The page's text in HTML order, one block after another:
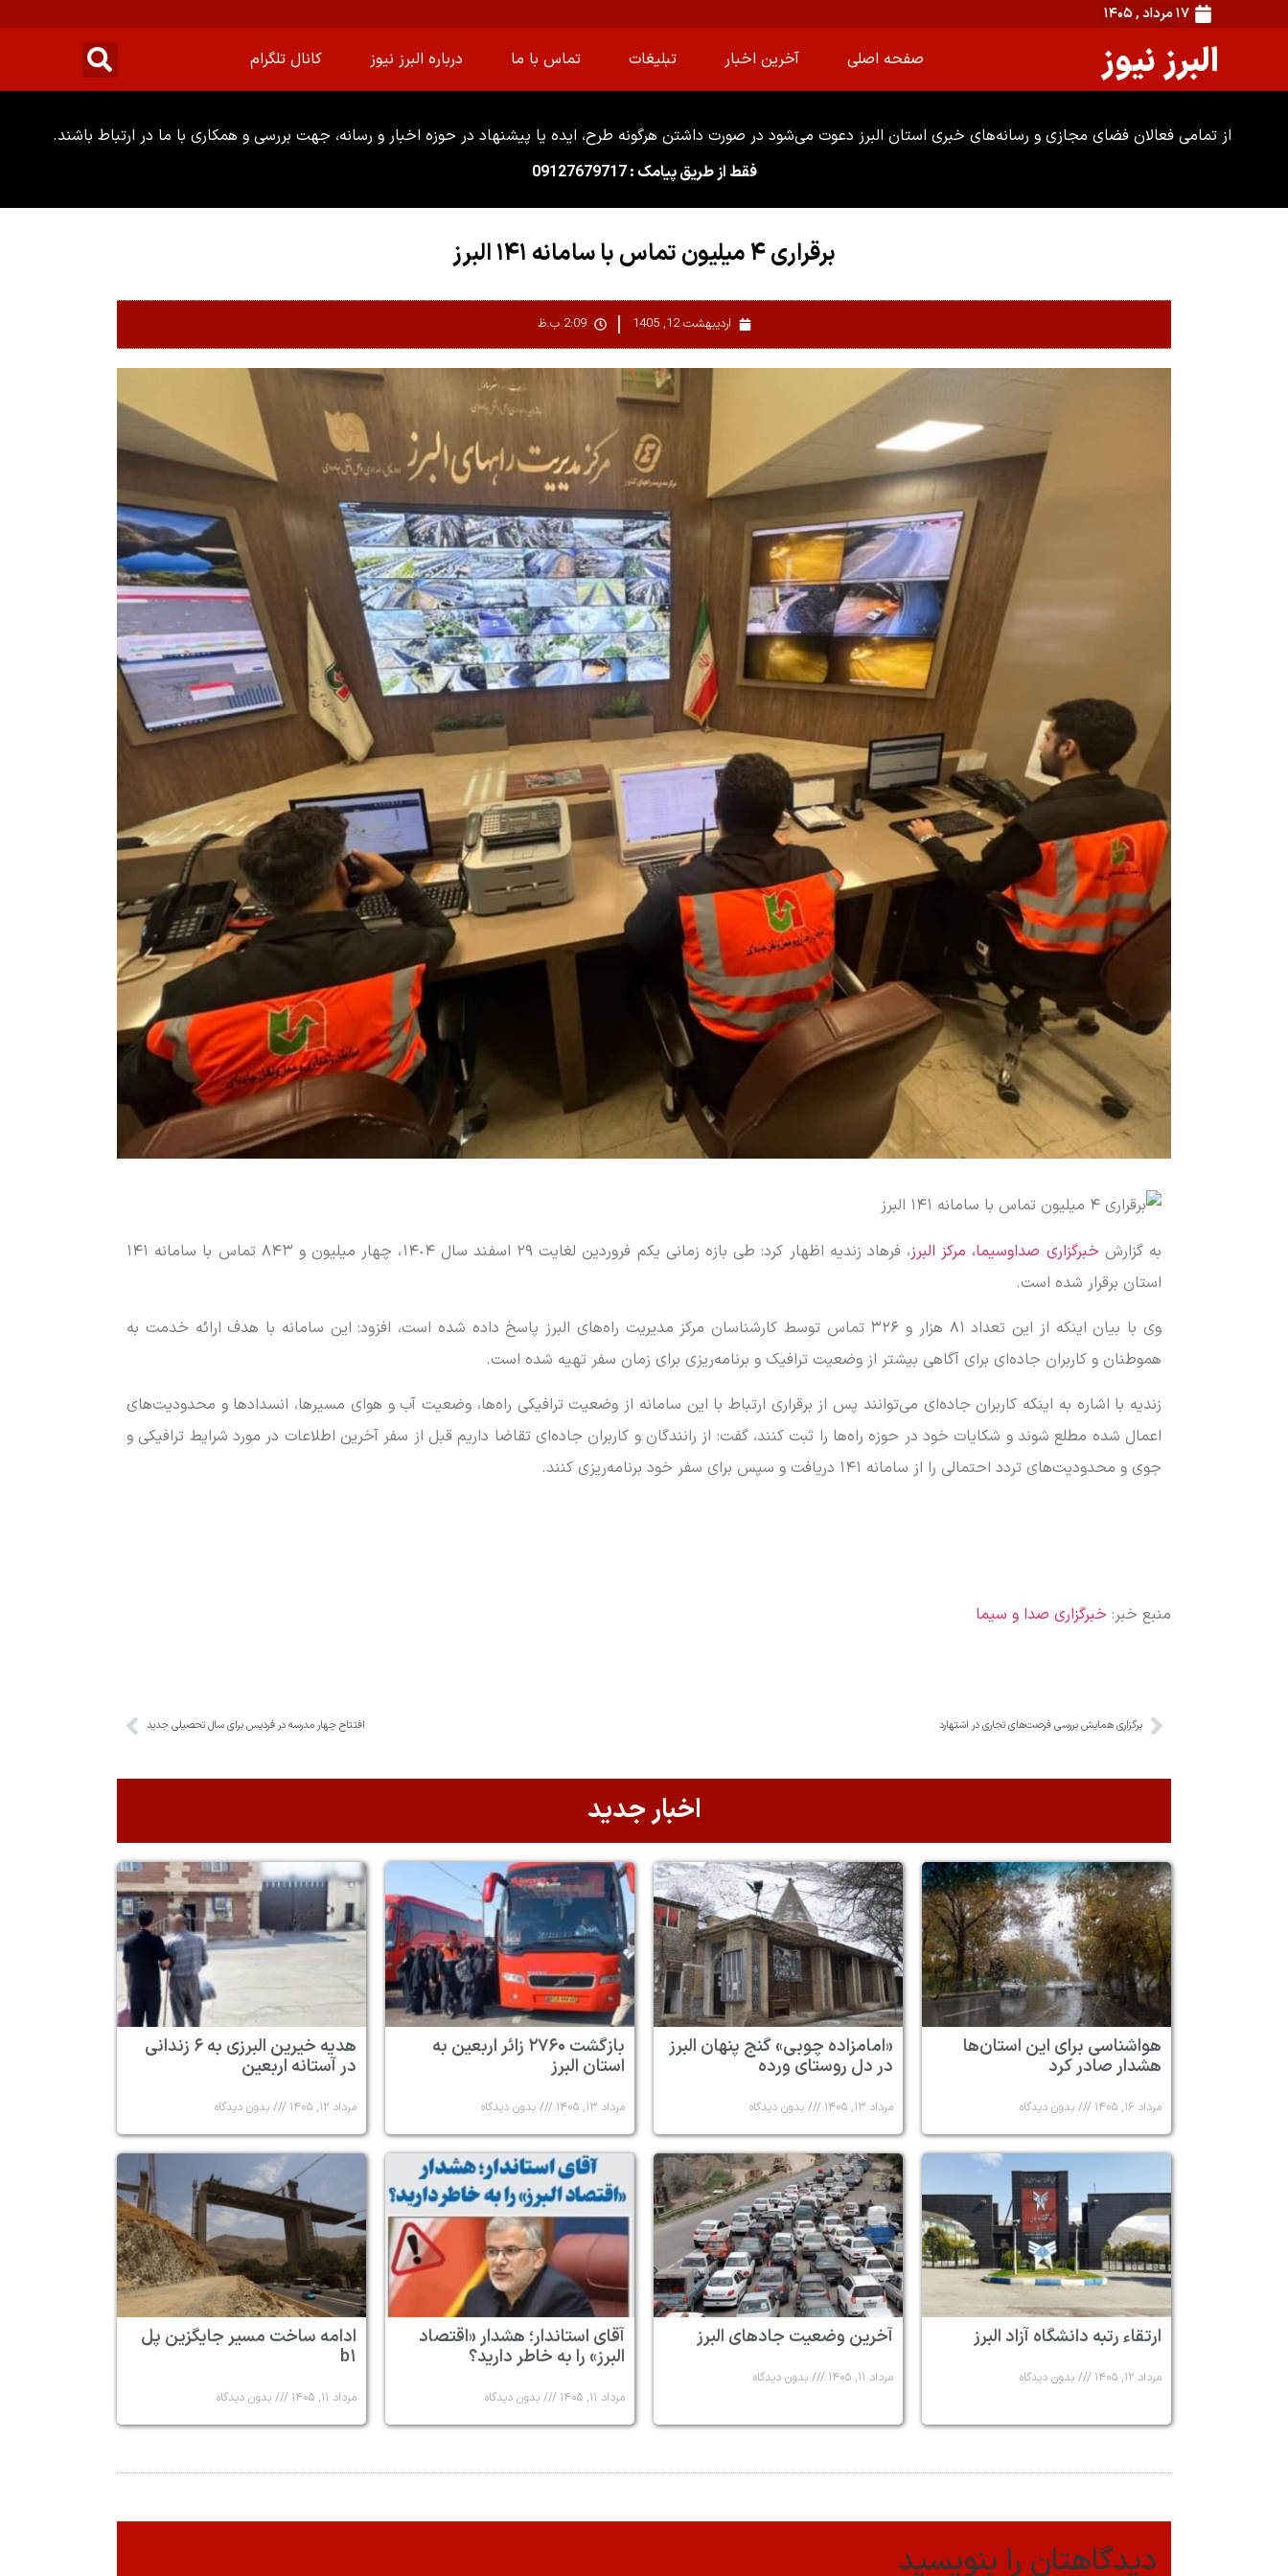
۱۷ مرداد , ۱۴۰۵
البرز نیوز صفحه اصلی آخرین اخبار تبلیغات تماس با ما درباره البرز نیوز کانال تلگرام
از تمامی فعالان فضای مجازی و رسانه‌های خبری استان البرز دعوت می‌شود در صورت داشتن هرگونه طرح، ایده یا پیشنهاد در حوزه اخبار و رسانه، جهت بررسی و همکاری با ما در ارتباط باشند.
فقط از طریق پیامک : 09127679717
برقراری ۴ میلیون تماس با سامانه ۱۴۱ البرز
اردیبهشت 12, 1405 2:09 ب.ظ
به گزارش خبرگزاری صداوسیما، مرکز البرز
، فرهاد زندیه اظهار کرد: طی بازه زمانی یکم فروردین لغایت ٢٩ اسفند سال ١۴٠۴، چهار میلیون و ٨۴٣ تماس با سامانه ۱۴۱
استان برقرار شده است.
وی با بیان اینکه از این تعداد ٨١ هزار و ٣٢۶ تماس توسط کارشناسان مرکز مدیریت راه‌های البرز پاسخ داده شده است، افزود: این سامانه با هدف ارائه خدمت به
هموطنان و کاربران جاده‌ای برای آگاهی بیشتر از وضعیت ترافیک و برنامه‌ریزی برای زمان سفر تهیه شده است.
زندیه با اشاره به اینکه کاربران جاده‌ای می‌توانند پس از برقراری ارتباط با این سامانه از وضعیت ترافیکی راه‌ها، وضعیت آب و هوای مسیرها، انسداد‌ها و محدودیت‌های
اعمال شده مطلع شوند و شکایات خود در حوزه راه‌ها را ثبت کنند، گفت: از رانندگان و کاربران جاده‌ای تقاضا داریم قبل از سفر آخرین اطلاعات در مورد شرایط ترافیکی و
جوی و محدودیت‌های تردد احتمالی را از سامانه ۱۴۱ دریافت و سپس برای سفر خود برنامه‌ریزی کنند.
منبع خبر: خبرگزاری صدا و سیما
برگزاری همایش بررسی فرصت‌های تجاری در اشتهارد افتتاح چهار مدرسه در فردیس برای سال تحصیلی جدید
اخبار جدید
هواشناسی برای این استان‌ها
هشدار صادر کرد
مرداد ۱۶, ۱۴۰۵ بدون دیدگاه
«امامزاده چوبی» گنج پنهان البرز
در دل روستای ورده
مرداد ۱۳, ۱۴۰۵ بدون دیدگاه
بازگشت ۲۷۶۰ زائر اربعین به
استان البرز
مرداد ۱۳, ۱۴۰۵ بدون دیدگاه
هدیه خیرین البرزی به ۶ زندانی
در آستانه اربعین
مرداد ۱۲, ۱۴۰۵ بدون دیدگاه
ارتقاء رتبه دانشگاه آزاد البرز
مرداد ۱۲, ۱۴۰۵ بدون دیدگاه
آخرین وضعیت جادهای البرز
مرداد ۱۱, ۱۴۰۵ بدون دیدگاه
آقای استاندار؛ هشدار «اقتصاد
البرز» را به خاطر دارید؟
مرداد ۱۱, ۱۴۰۵ بدون دیدگاه
ادامه ساخت مسیر جایگزین پل
b۱
مرداد ۱۱, ۱۴۰۵ بدون دیدگاه
دیدگاهتان را بنویسید